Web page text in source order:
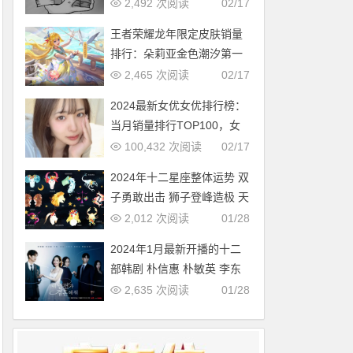
02/17
2,492 次阅读
王者荣耀龙年限定皮肤销量
排行：朵莉亚金色潮汐第一
02/17
2,465 次阅读
2024最新女优女优排行榜：
当月销量排行TOP100，女
优新人多多（2024年1月，
02/17
100,432 次阅读
2024年十二星座整体运势 双
子勇敢出击 狮子登峰造极 天
蝎适者生存 摩羯脱胎换骨01/28
2,012 次阅读
2024年1月最新开播的十二
部韩剧 朴信惠 朴敏英 李东
旭新剧必追
01/28
2,635 次阅读